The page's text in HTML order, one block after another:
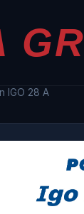
IGO 28 A